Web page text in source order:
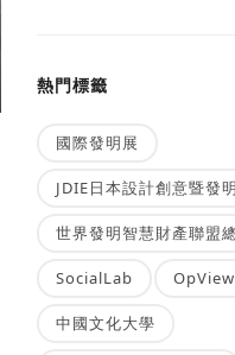
熱門標籤
國際發明展
JDIE日本設計創意暨發
世界發明智慧財產聯盟
SocialLab OpView
中國文化大學